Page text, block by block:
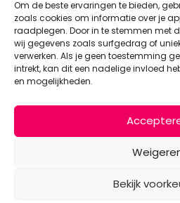
Om de beste ervaringen te bieden,
zoals cookies om informatie over je
raadplegen. Door in te stemmen met
wij gegevens zoals surfgedrag of
verwerken. Als je geen toestemming
intrekt, kan dit een nadelige invloed
en mogelijkheden.
Bekijk
voor ons bedrijf.
afspraken nagekomen en
prijs. Prima dus!
kees quispel
Eigenaar hotel de Borgh